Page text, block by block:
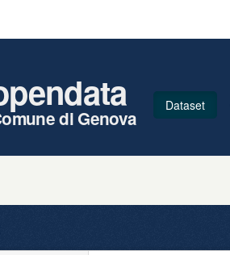
di Genova
Dataset